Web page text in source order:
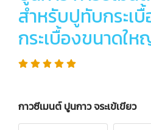
สำหรับปูทับกระเบื้
กระเบื้องขนาดใ
กาวซีเมนต์ ปูนกาว จระเข้เขียว